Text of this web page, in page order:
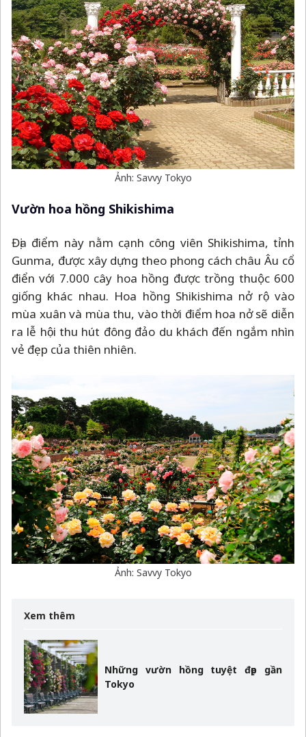
Ảnh: Savvy Tokyo
Vườn hoa hồng Shikishima
Địa điểm này nằm cạnh công viên Shikishima, tỉnh
Gunma, được xây dựng theo phong cách châu Âu cổ
điển với 7.000 cây hoa hồng được trồng thuộc 600
giống khác nhau. Hoa hồng Shikishima nở rộ vào
mùa xuân và mùa thu, vào thời điểm hoa nở sẽ diễn
ra lễ hội thu hút đông đảo du khách đến ngắm nhìn
vẻ đẹp của thiên nhiên.
Ảnh: Savvy Tokyo
Xem thêm
Những vườn hồng tuyệt đẹp gần
Tokyo